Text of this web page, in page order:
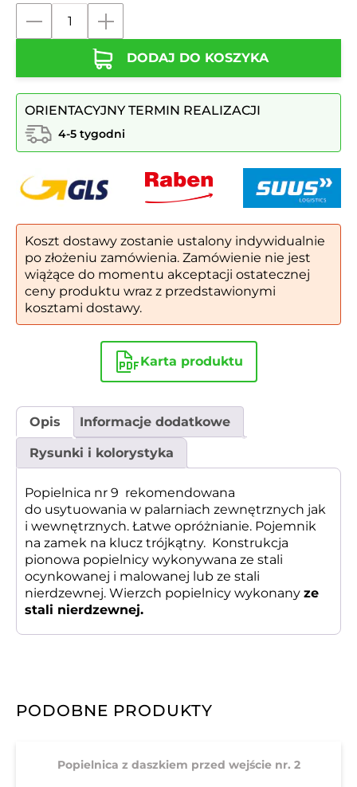
12
DODAJ DO KOSZYKA
ORIENTACYJNY TERMIN REALIZACJI
4-5 tygodni
Koszt dostawy zostanie ustalony indywidualnie
po złożeniu zamówienia. Zamówienie nie jest
wiążące do momentu akceptacji ostatecznej
ceny produktu wraz z przedstawionymi
kosztami dostawy.
Karta produktu
Opis Informacje dodatkowe
Rysunki i kolorystyka
Popielnica nr 9 rekomendowana
do usytuowania w palarniach zewnętrznych jak
i wewnętrznych. Łatwe opróżnianie. Pojemnik
na zamek na klucz trójkątny. Konstrukcja
pionowa popielnicy wykonywana ze stali
ocynkowanej i malowanej lub ze stali
nierdzewnej. Wierzch popielnicy wykonany ze
stali nierdzewnej.
PODOBNE PRODUKTY
Popielnica z daszkiem przed wejście nr. 2